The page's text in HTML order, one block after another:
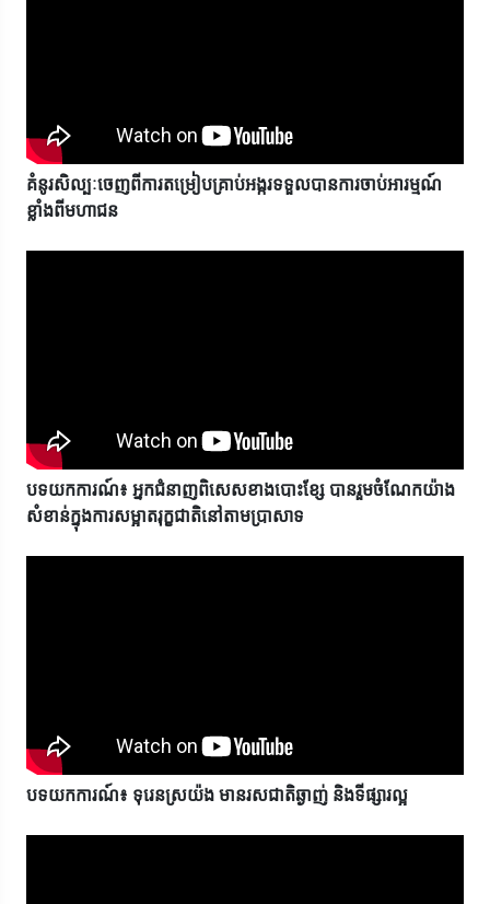
គំនូរសិល្បៈចេញពីការតម្រៀបគ្រាប់អង្ករទទួលបានការចាប់អារម្មណ៍
ខ្លាំងពីមហាជន
បទយកការណ៍៖ អ្នកជំនាញពិសេសខាងបោះខ្សែ បានរួមចំណែកយ៉ាង
សំខាន់ក្នុងការសម្អាតរុក្ខជាតិនៅតាមប្រាសាទ
បទយកការណ៍៖ ទុរេនស្រយ៉ង មានរសជាតិឆ្ងាញ់ និងទីផ្សារល្អ